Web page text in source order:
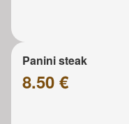
Panini steak
8.50 €